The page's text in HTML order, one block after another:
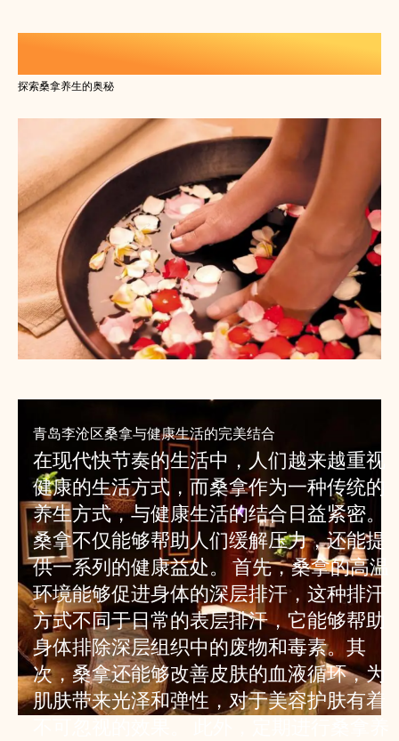
休闲生活养生知识
探索桑拿养生的奥秘
青岛李沧区桑拿与健康生活的完美结合
在现代快节奏的生活中，人们越来越重视
健康的生活方式，而桑拿作为一种传统的
养生方式，与健康生活的结合日益紧密。
桑拿不仅能够帮助人们缓解压力，还能提
供一系列的健康益处。 首先，桑拿的高温
环境能够促进身体的深层排汗，这种排汗
方式不同于日常的表层排汗，它能够帮助
身体排除深层组织中的废物和毒素。其
次，桑拿还能够改善皮肤的血液循环，为
肌肤带来光泽和弹性，对于美容护肤有着